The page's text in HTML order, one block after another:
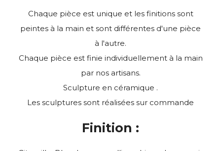
Chaque pièce est unique et les finitions sont
peintes à la main et sont différentes d'une pièce
à l'autre.
Chaque pièce est finie individuellement à la main
par nos artisans.
Sculpture en céramique .
Les sculptures sont réalisées sur commande
Finition :